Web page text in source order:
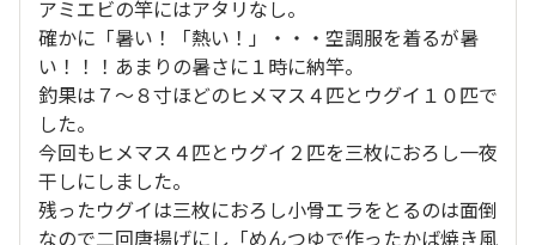
アミエビの竿にはアタリなし。
確かに「暑い！「熱い！」・・・空調服を着るが暑
い！！！あまりの暑さに１時に納竿。
釣果は７～８寸ほどのヒメマス４匹とウグイ１０匹で
した。
今回もヒメマス４匹とウグイ２匹を三枚におろし一夜
干しにしました。
残ったウグイは三枚におろし小骨エラをとるのは面倒
なので二回唐揚げにし「めんつゆで作ったかば焼き風